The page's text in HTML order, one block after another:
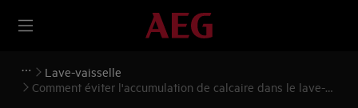
Lave-vaisselle
Comment éviter l'accumulation de calcaire dans le lave-